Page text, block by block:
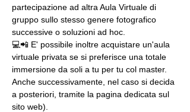
partecipazione ad altra Aula Virtuale di
gruppo sullo stesso genere fotografico
successive o soluzioni ad hoc.
💻📲 E' possibile inoltre acquistare un'aula
virtuale privata se si preferisce una totale
immersione da soli a tu per tu col master.
Anche successivamente, nel caso si decida
a posteriori, tramite la pagina dedicata sul
sito web).